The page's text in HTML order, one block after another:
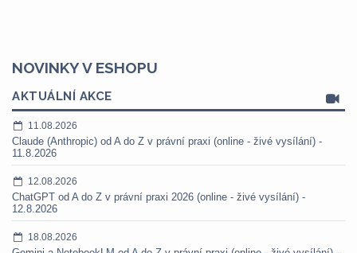
NOVINKY V ESHOPU
AKTUÁLNÍ AKCE
11.08.2026
Claude (Anthropic) od A do Z v právní praxi (online - živé vysílání) -
11.8.2026
12.08.2026
ChatGPT od A do Z v právní praxi 2026 (online - živé vysílání) -
12.8.2026
18.08.2026